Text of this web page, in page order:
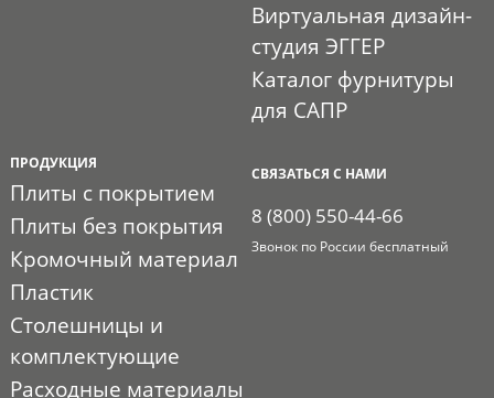
Виртуальная дизайн-
студия ЭГГЕР
Каталог фурнитуры
для САПР
ПРОДУКЦИЯ
Плиты с покрытием
Плиты без покрытия
Кромочный материал
Пластик
Столешницы и
комплектующие
Расходные материалы
СВЯЗАТЬСЯ С НАМИ
8 (800) 550-44-66
Звонок по России бесплатный